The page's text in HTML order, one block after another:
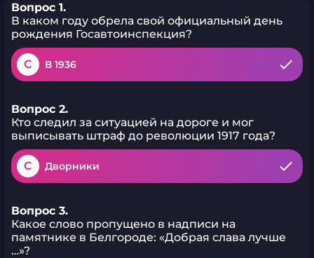
Вопрос 1.
В каком году обрела свой официальный день
рождения Госавтоинспекция?
C В 1936
Вопрос 2.
Кто следил за ситуацией на дороге и мог
выписывать штраф до революции 1917 года?
C Дворники
Вопрос 3.
Какое слово пропущено в надписи на
памятнике в Белгороде: «Добрая слава лучше
…»?